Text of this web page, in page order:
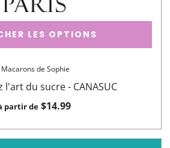
Macarons de Sophie
l'art du sucre - CANASUC
partir de $14.99
LES OPTIONS